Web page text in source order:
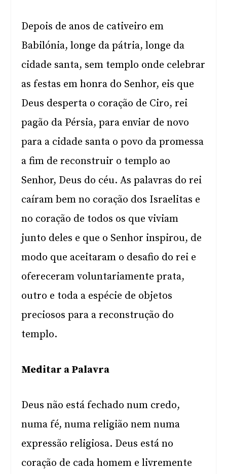
Depois de anos de cativeiro em
Babilónia, longe da pátria, longe da
cidade santa, sem templo onde celebrar
as festas em honra do Senhor, eis que
Deus desperta o coração de Ciro, rei
pagão da Pérsia, para enviar de novo
para a cidade santa o povo da promessa
a fim de reconstruir o templo ao
Senhor, Deus do céu. As palavras do rei
caíram bem no coração dos Israelitas e
no coração de todos os que viviam
junto deles e que o Senhor inspirou, de
modo que aceitaram o desafio do rei e
ofereceram voluntariamente prata,
outro e toda a espécie de objetos
preciosos para a reconstrução do
templo.
Meditar a Palavra
Deus não está fechado num credo,
numa fé, numa religião nem numa
expressão religiosa. Deus está no
coração de cada homem e livremente